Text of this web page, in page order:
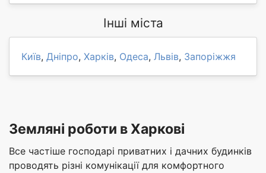
Інші міста
Київ, Дніпро, Харків, Одеса, Львів, Запоріжжя
Земляні роботи в Харкові
Все частіше господарі приватних і дачних будинків
проводять різні комунікації для комфортного